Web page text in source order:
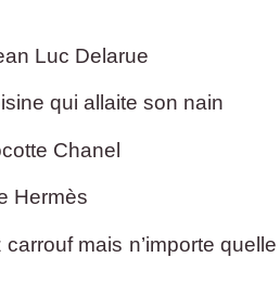
Luc Delarue
qui allaite son nain
Chanel
Hermès
mais n’importe